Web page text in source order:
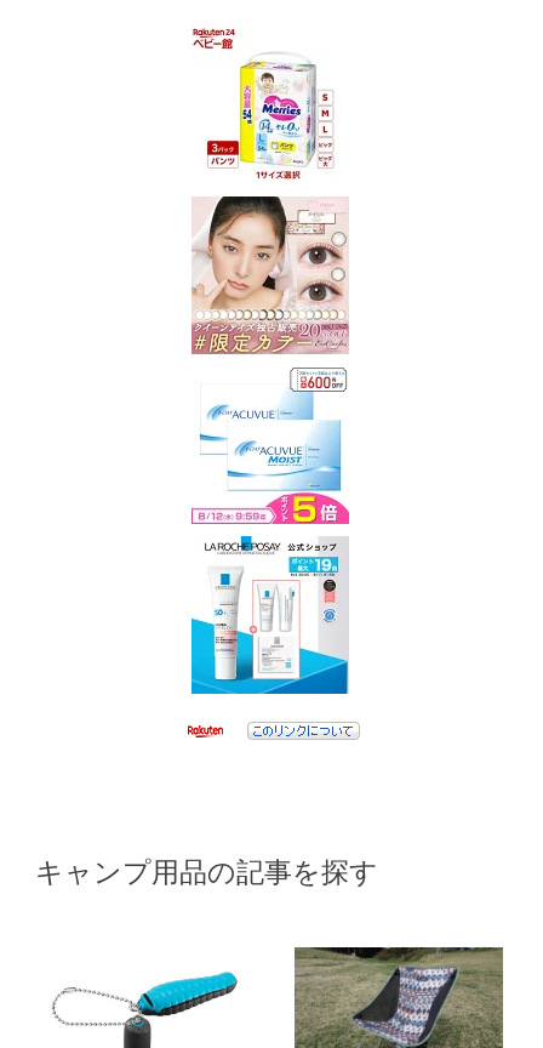
キャンプ用品の記事を探す